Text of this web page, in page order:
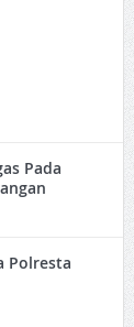
Pada
Polresta